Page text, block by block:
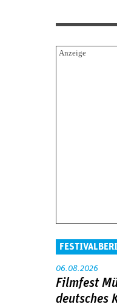
06.08.2026
Filmfest
deutsches